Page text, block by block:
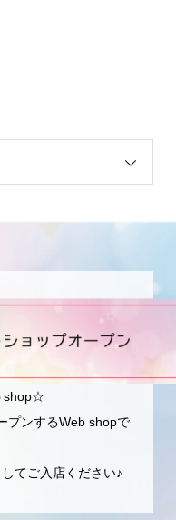
shop☆
プンするWeb shopで
てご入店ください♪